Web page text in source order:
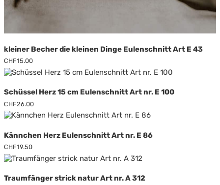
kleiner Becher die kleinen Dinge Eulenschnitt Art E 43
CHF15.00
Schüssel Herz 15 cm Eulenschnitt Art nr. E 100
CHF26.00
Kännchen Herz Eulenschnitt Art nr. E 86
CHF19.50
Traumfänger strick natur Art nr. A 312